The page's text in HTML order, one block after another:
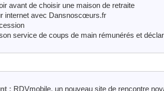
avant de choisir une maison de retraite
internet avec Dansnoscœurs.fr
service de coups de main rémunérés et
: RDVmobile, un nouveau site de rencontre